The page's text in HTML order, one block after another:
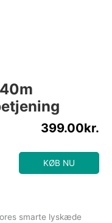
399.00kr.
KØB NU
smarte lyskæde